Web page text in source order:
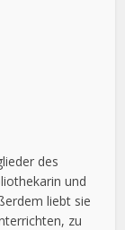
des
und
liebt sie
zu